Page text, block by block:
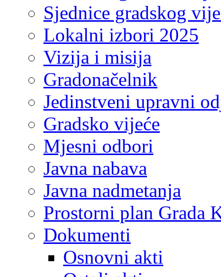
Sjednice gradskog
Lokalni izbori 2025
Vizija i misija
Gradonačelnik
Jedinstveni upravni
Gradsko vijeće
Mjesni odbori
Javna nabava
Javna nadmetanja
Prostorni plan Grada
Dokumenti
Osnovni akti